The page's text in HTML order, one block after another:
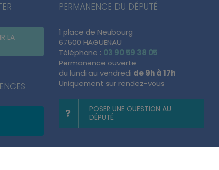
LA
PERMANENCE DU DÉPUTÉ
1 place de Neubourg
67500 HAGUENAU
Téléphone : 03 90 59 38 05
Permanence ouverte
du lundi au vendredi de 9h à 17h
Uniquement sur rendez-vous
POSER UNE QUESTION AU
DÉPUTÉ